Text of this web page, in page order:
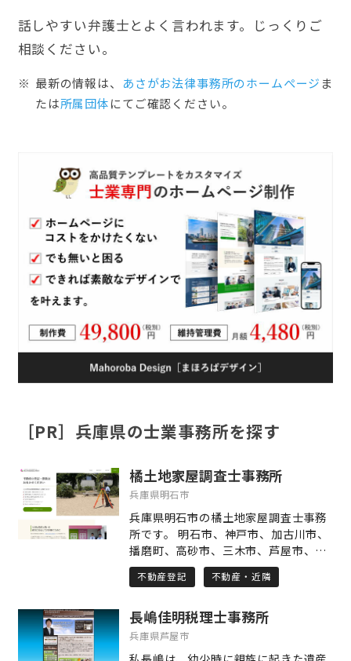
話しやすい弁護士とよく言われます。じっくりご
相談ください。
最新の情報は、 あさがお法律事務所のホームぺージ ま
たは所属団体にてご確認ください。
［PR］兵庫県の士業事務所を探す
橘土地家屋調査士事務所
兵庫県明石市
兵庫県明石市の橘土地家屋調査士事務
所です。 明石市、神戸市、加古川市、
播磨町、高砂市、三木市、芦屋市、西
宮市など、主に兵庫県の土地・建物の
登記・測量業務を行っております。 当
す。 相続した建物が登記されていなか
った場合や増築されていた場合、相続
不動産登記 不動産・近隣
長嶋佳明税理士事務所
兵庫県芦屋市